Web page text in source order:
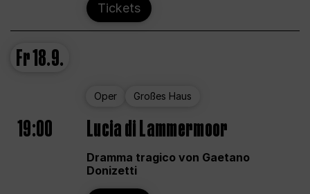
Tickets
Fr18.9.
Oper Großes Haus
19:00 Lucia di Lammermoor
Dramma tragico von Gaetano
Donizetti